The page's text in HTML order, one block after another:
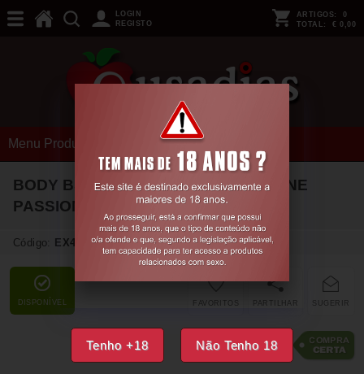
Tenho +18 Não Tenho 18
LOGIN
REGISTO
ARTIGOS: 0
TOTAL: € 0,00
Menu Produtos
BODY BS086 VERMELHO EROTIC LINE
PASSION
Código: EX48536
DISPONÍVEL SUGERIR
PARTILHAR
FAVORITOS
€14,29